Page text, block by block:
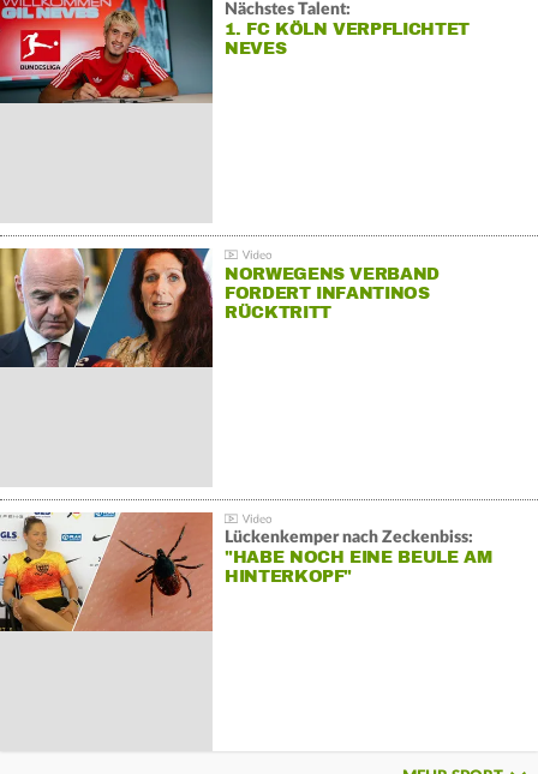
Nächstes Talent:
1. FC KÖLN VERPFLICHTET
NEVES
NORWEGENS VERBAND
FORDERT INFANTINOS
RÜCKTRITT
Lückenkemper nach Zeckenbiss:
"HABE NOCH EINE BEULE AM
HINTERKOPF"